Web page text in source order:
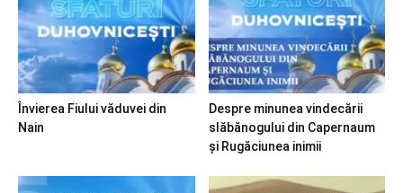
Învierea Fiului văduvei din
Nain
Despre minunea vindecării
slăbănogului din Capernaum
și Rugăciunea inimii